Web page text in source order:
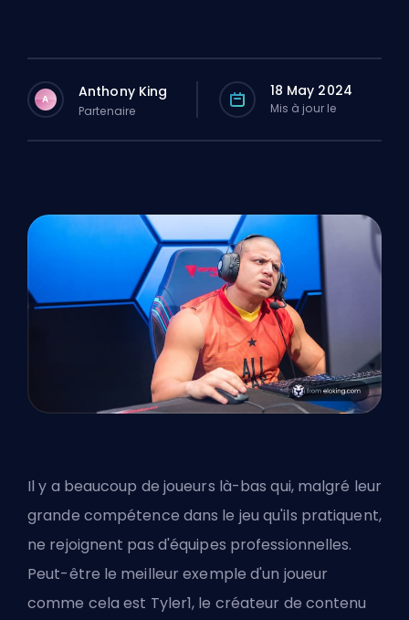
A Anthony King
Partenaire
18 May 2024
Mis à jour le
Il y a beaucoup de joueurs là-bas qui, malgré leur
grande compétence dans le jeu qu'ils pratiquent,
ne rejoignent pas d'équipes professionnelles.
Peut-être le meilleur exemple d'un joueur
comme cela est Tyler1, le créateur de contenu